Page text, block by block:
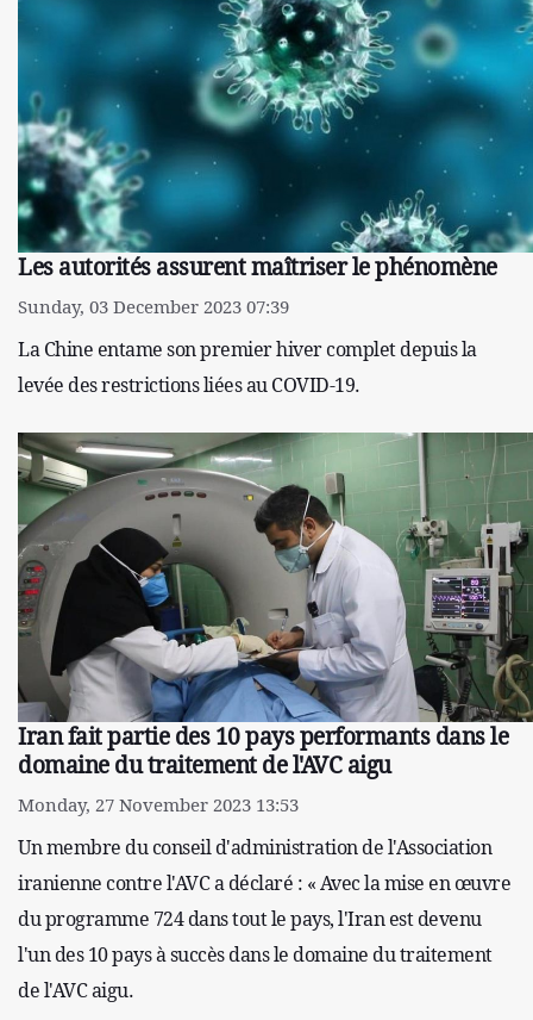
Les autorités assurent maîtriser le phénomène
Sunday, 03 December 2023 07:39
La Chine entame son premier hiver complet depuis la
levée des restrictions liées au COVID-19.
Iran fait partie des 10 pays performants dans le
domaine du traitement de l'AVC aigu
Monday, 27 November 2023 13:53
Un membre du conseil d'administration de l'Association
iranienne contre l'AVC a déclaré : « Avec la mise en œuvre
du programme 724 dans tout le pays, l'Iran est devenu
l'un des 10 pays à succès dans le domaine du traitement
de l'AVC aigu.